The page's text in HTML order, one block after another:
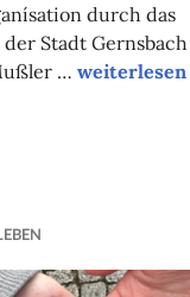
durch das
Stadt
… weiterlesen